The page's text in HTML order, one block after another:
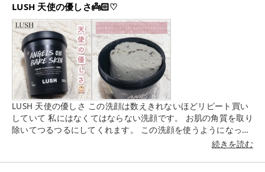
分な濃さに感じました☺︎ 色持ちは本当に良くて、飲食しても色
が残っていたし 手にスウォッチしたやつもちょっと手を洗った
くらいじゃしっかり残っていました！ ただ、ご飯を食べると内
側から落ちやすいのかな？と思いました。 そしてこの"03惑星
ロマンスのカラー🪐💫" とにかく可愛い！！♡ 青みを感じるピ
ュアなピンクで、明るめのカラーなのですが肌色をパっと明る
く見せてくれました。 比較的どんなメイクでも合わせやすいの
でおすすめカラーです☺︎ #supportedbyKISSME#キスリップア
ーマー#ティントリップ#リップアーマー#kiss#惑星ロマンス#
ティント#粘膜リップ #あざとピンク #デートメイク
#MyBestCosme
LUSH 天使の優しさ👼🏻♡
LUSH 天使の優しさ この洗顔は数えきれないほどリピート買い
していて 私にはなくてはならない洗顔です。 お肌の角質を取り
除いてつるつるにしてくれます。 この洗顔を使うようになって
から 毛穴、肌荒れ、ニキビ など改善されてお肌のトーンも上が
クを落とした後の洗顔料として。 さくらんぼ大くらいを手に取
続きを読む